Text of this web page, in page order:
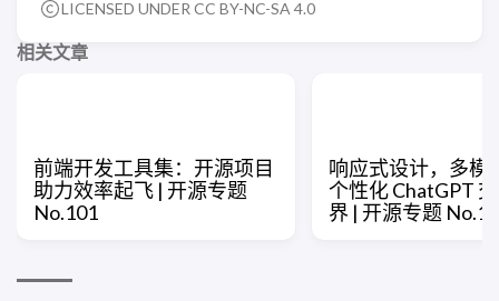
LICENSED UNDER CC BY-NC-SA 4.0
相关文章
前端开发工具集：开源项目
助力效率起飞 | 开源专题
No.101
响应式设计，多模
个性化 ChatGPT
界 | 开源专题